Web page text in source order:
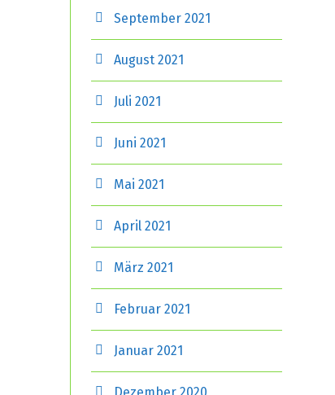
September 2021
August 2021
Juli 2021
Juni 2021
Mai 2021
April 2021
März 2021
Februar 2021
Januar 2021